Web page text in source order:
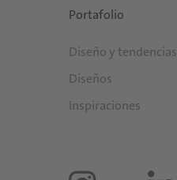
Portafolio
Diseño y tendencias
Diseños
Inspiraciones